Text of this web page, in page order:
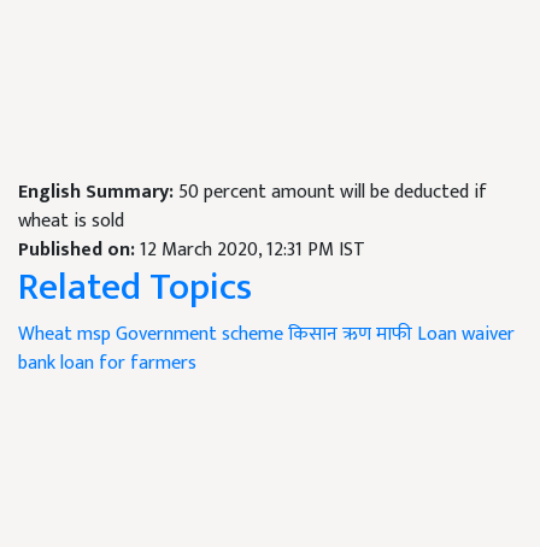
English Summary:50 percent amount will be deducted if
wheat is sold
Published on:12 March 2020, 12:31 PM IST
Related Topics
WheatmspGovernment schemeकिसान ऋण माफीLoan waiver
bank loan for farmers